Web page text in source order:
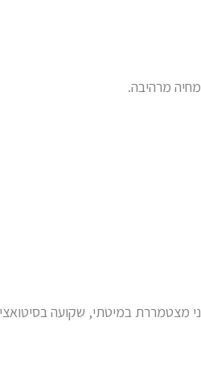
מרהיבה.
מצטמררת במיטתי, שקועה